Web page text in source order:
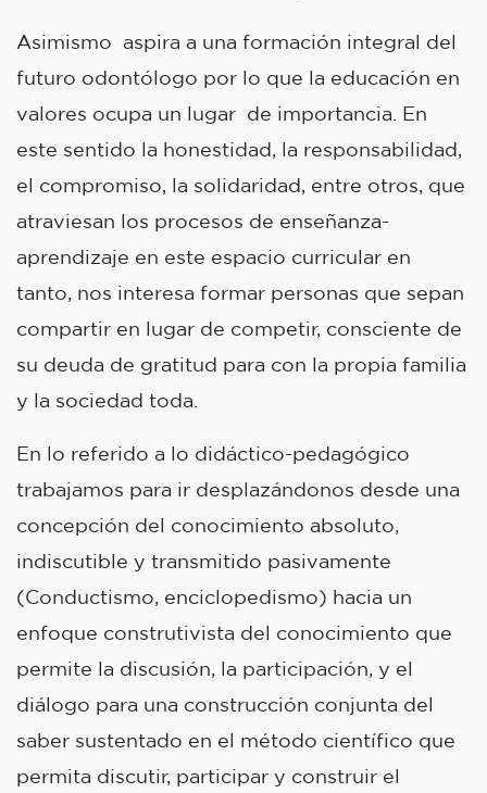
Asimismo aspira a una formación integral del
futuro odontólogo por lo que la educación en
valores ocupa un lugar de importancia. En
este sentido la honestidad, la responsabilidad,
el compromiso, la solidaridad, entre otros, que
atraviesan los procesos de enseñanza-
aprendizaje en este espacio curricular en
tanto, nos interesa formar personas que sepan
compartir en lugar de competir, consciente de
su deuda de gratitud para con la propia familia
y la sociedad toda.
En lo referido a lo didáctico-pedagógico
trabajamos para ir desplazándonos desde una
concepción del conocimiento absoluto,
indiscutible y transmitido pasivamente
(Conductismo, enciclopedismo) hacia un
enfoque construtivista del conocimiento que
permite la discusión, la participación, y el
diálogo para una construcción conjunta del
saber sustentado en el método científico que
permita discutir, participar y construir el